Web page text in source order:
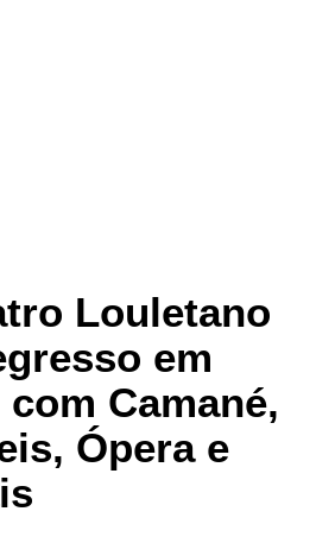
Louletano
em
Camané,
Ópera e